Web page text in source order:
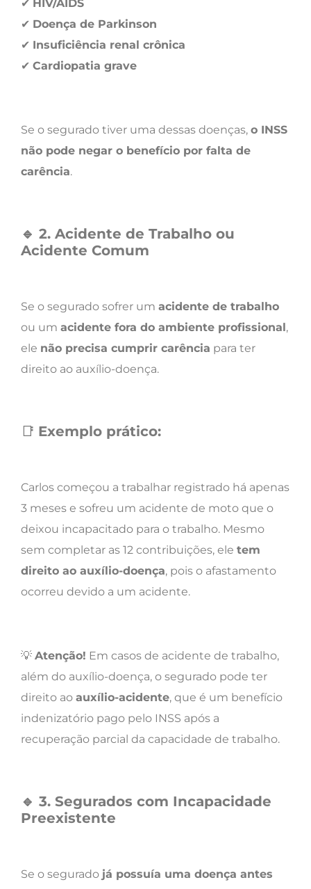
✔ HIV/AIDS
✔ Doença de Parkinson
✔ Insuficiência renal crônica
✔ Cardiopatia grave
Se o segurado tiver uma dessas doenças, o INSS
não pode negar o benefício por falta de
carência.
🔹 2. Acidente de Trabalho ou
Acidente Comum
Se o segurado sofrer um acidente de trabalho
ou um acidente fora do ambiente profissional,
ele não precisa cumprir carência para ter
direito ao auxílio-doença.
📑 Exemplo prático:
Carlos começou a trabalhar registrado há apenas
3 meses e sofreu um acidente de moto que o
deixou incapacitado para o trabalho. Mesmo
sem completar as 12 contribuições, ele tem
direito ao auxílio-doença, pois o afastamento
ocorreu devido a um acidente.
💡 Atenção! Em casos de acidente de trabalho,
além do auxílio-doença, o segurado pode ter
direito ao auxílio-acidente, que é um benefício
indenizatório pago pelo INSS após a
recuperação parcial da capacidade de trabalho.
🔹 3. Segurados com Incapacidade
Preexistente
Se o segurado já possuía uma doença antes